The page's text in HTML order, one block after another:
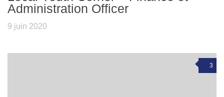
Administration Officer
9 juin 2020
3